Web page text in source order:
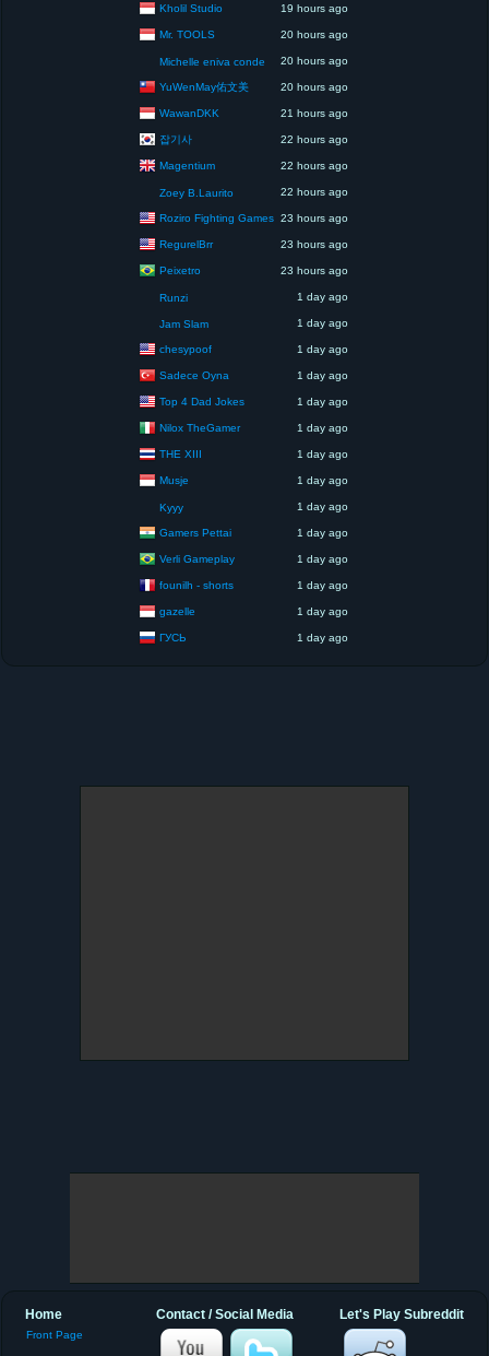
Kholil Studio 19 hours ago
Mr. TOOLS 20 hours ago
Michelle eniva conde 20 hours ago
YuWenMay佑文美 20 hours ago
WawanDKK 21 hours ago
잡기사 22 hours ago
Magentium 22 hours ago
Zoey B.Laurito 22 hours ago
Roziro Fighting Games 23 hours ago
RegurelBrr 23 hours ago
Peixetro 23 hours ago
Runzi 1 day ago
Jam Slam 1 day ago
chesypoof 1 day ago
Sadece Oyna 1 day ago
Top 4 Dad Jokes 1 day ago
Nilox TheGamer 1 day ago
THE XIII 1 day ago
Musje 1 day ago
Kyyy 1 day ago
Gamers Pettai 1 day ago
Verli Gameplay 1 day ago
founilh - shorts 1 day ago
gazelle 1 day ago
ГУСЬ 1 day ago
Let's Play Subreddit
Contact / Social Media
Home
Front Page